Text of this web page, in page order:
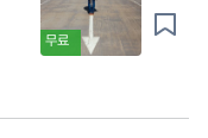
무료